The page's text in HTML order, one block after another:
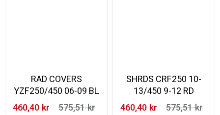
RAD COVERS
YZF250/450 06-09 BL
460,40 kr‎
575,51 kr‎
SHRDS CRF250 10-
13/450 9-12 RD
460,40 kr‎
575,51 kr‎